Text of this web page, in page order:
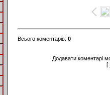
Всього коментарів: 0
Додавати коментарі
[